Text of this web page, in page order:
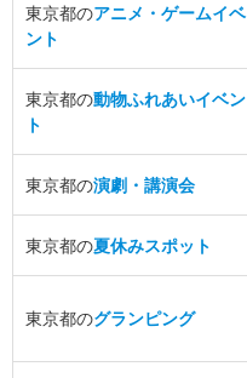
東京都のアニメ・ゲームイベ
ント
東京都の動物ふれあいイベン
ト
東京都の演劇・講演会
東京都の夏休みスポット
東京都のグランピング